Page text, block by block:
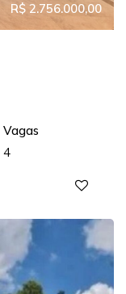
R$ 2.756.000,00
Vagas
4